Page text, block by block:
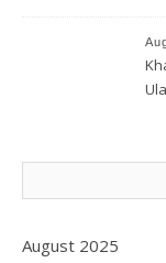
August 2025